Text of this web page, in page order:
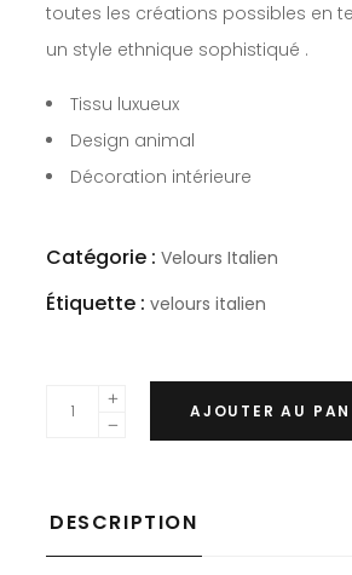
toutes les créations possibles en
un style ethnique sophistiqué .
Tissu luxueux
Design animal
Décoration intérieure
Catégorie : Velours Italien
Étiquette : velours italien
AJOUTER AU
DESCRIPTION